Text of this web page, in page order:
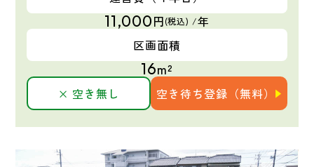
11,000円(税込) /年
区画面積
16m²
× 空き無し 空き待ち登録（無料）